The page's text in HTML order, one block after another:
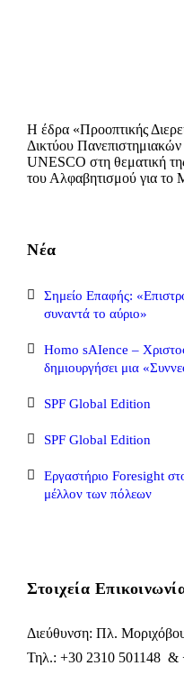
Η έδρα «Προοπτικής
Δικτύου
UNESCO στη θεματική
του Αλφαβητισμού για το
Νέα
Σημείο Επαφής:
συναντά το αύριο»
Homo sAIence –
δημιουργήσει μια
SPF Global Edition
SPF Global Edition
Εργαστήριο Foresight
μέλλον των πόλεων
Στοιχεία
Διεύθυνση: Πλ.
Τηλ.: +30 2310 501148 &